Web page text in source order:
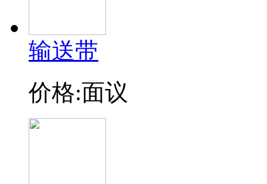
输送带
价格:面议